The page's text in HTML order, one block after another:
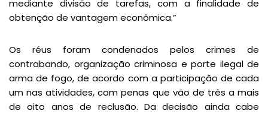
mediante divisão de tarefas, com a finalidade de
obtenção de vantagem econômica.”
Os réus foram condenados pelos crimes de
contrabando, organização criminosa e porte ilegal de
arma de fogo, de acordo com a participação de cada
um nas atividades, com penas que vão de três a mais
de oito anos de reclusão. Da decisão ainda cabe